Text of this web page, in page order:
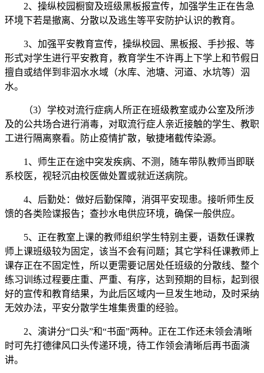
2、操纵校园橱窗及班级黑板报宣传，加强学生正在告急
环境下若是撤离、分散以及逃生等平安防护认识的教育。
3、加强平安教育宣传，操纵校园、黑板报、手抄报、等
形式对学生进行平安教育，教育学生不许再上下学上和节假日
擅自或结伴到非泅水水域（水库、池塘、河道、水坑等）泅
水。
（3）学校对流行症病人所正在班级教室或办公室及所涉
及的公共场合进行消毒，对取流行症人亲近接触的学生、教职
工进行隔离察看。防止疫情扩散，敏捷堵截传染源。
1、师生正在途中突发疾病、不测，随车带队教师当即联
系校医，视轻沉由校医做处置或就近送病院。
4、后勤处：做好后勤保障，消弭平安现患。接听师生反
馈的各类险谍报告；查抄水电供应环境，确保一般供应。
5、正在教室上课的教师组织学生特别主要，语数任课教
师上课班级较为固定，该当不会有问题；其它学科任课教师上
课存正在不固定性，所以更需要记居处任班级的分散线、整个
练习训练过程要庄重、严重、有序，达到预期的目标，起到很
好的宣传和教育结果，为此后区域内一旦发生地动，及时采纳
无效办法，平安分散学生堆集贵重的经验。
2、演讲分“口头”和“书面”两种。正在工作还未领会清晰
时可先打德律风口头传递环境，待工作领会清晰后再书面演
讲。